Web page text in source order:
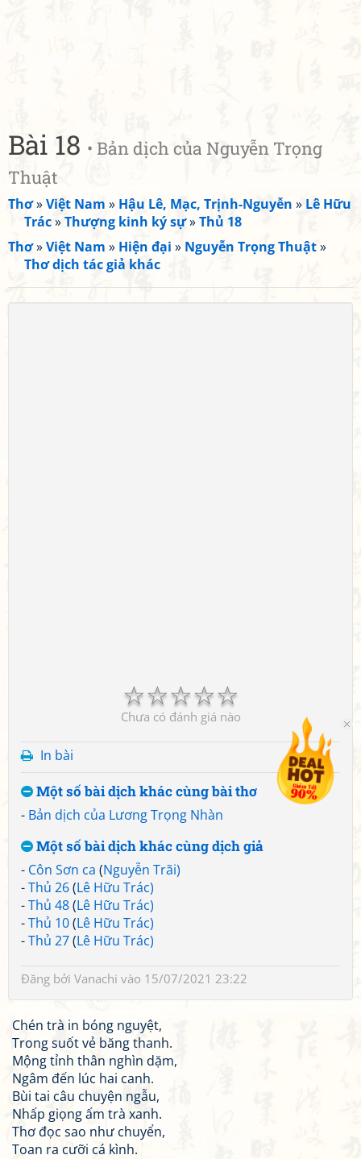
Bài 18 • Bản dịch của Nguyễn Trọng
Thuật
Thơ»Việt Nam » Hậu Lê, Mạc, Trịnh-Nguyễn » Lê Hữu
Trác»Thượng kinh ký sự»Thủ 18
Thơ»Việt Nam » Hiện đại » Nguyễn Trọng Thuật»
Thơ dịch tác giả khác
☆
☆
☆
☆
☆
Chưa có đánh giá nào
In bài
Một số bài dịch khác cùng bài thơ
- Bản dịch của Lương Trọng Nhàn
Một số bài dịch khác cùng dịch giả
- Côn Sơn ca (Nguyễn Trãi)
-Thủ 26(Lê Hữu Trác)
-Thủ 48(Lê Hữu Trác)
-Thủ 10(Lê Hữu Trác)
-Thủ 27(Lê Hữu Trác)
Đăng bởi Vanachi vào 15/07/2021 23:22
Chén trà in bóng nguyệt,
Trong suốt vẻ băng thanh.
Mộng tỉnh thân nghìn dặm,
Ngâm đến lúc hai canh.
Bùi tai câu chuyện ngẫu,
Nhấp giọng ấm trà xanh.
Thơ đọc sao như chuyển,
Toan ra cưỡi cá kình.